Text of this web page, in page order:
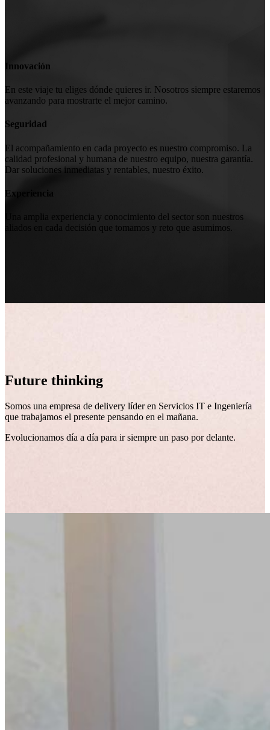
Innovación
En este viaje tu eliges dónde quieres ir. Nosotros siempre estaremos
avanzando para mostrarte el mejor camino.
Seguridad
El acompañamiento en cada proyecto es nuestro compromiso. La
calidad profesional y humana de nuestro equipo, nuestra garantía.
Dar soluciones inmediatas y rentables, nuestro éxito.
Experiencia
Una amplia experiencia y conocimiento del sector son nuestros
aliados en cada decisión que tomamos y reto que asumimos.
Future thinking
Somos una empresa de delivery líder en Servicios IT e Ingeniería
que trabajamos el presente pensando en el mañana.
Evolucionamos día a día para ir siempre un paso por delante.